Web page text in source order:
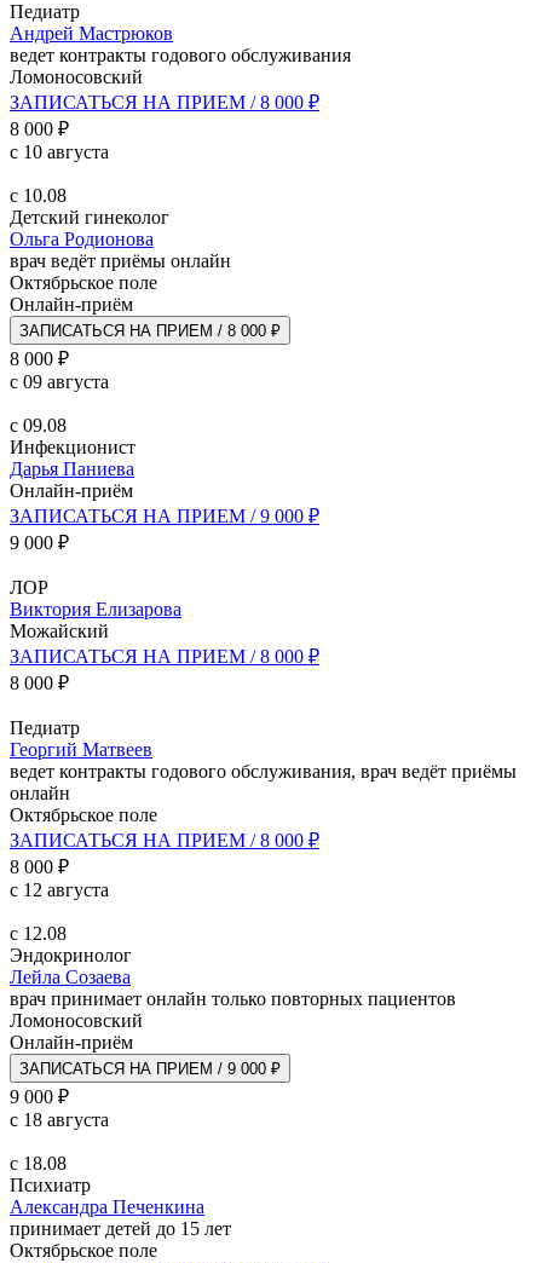
Педиатр
Андрей Мастрюков
ведет контракты годового обслуживания
Ломоносовский
ЗАПИСАТЬСЯ НА ПРИЕМ / 8 000 ₽
8 000 ₽
с 10 августа
с 10.08
Детский гинеколог
Ольга Родионова
врач ведёт приёмы онлайн
Октябрьское поле
Онлайн-приём
ЗАПИСАТЬСЯ НА ПРИЕМ / 8 000 ₽
8 000 ₽
с 09 августа
с 09.08
Инфекционист
Дарья Паниева
Онлайн-приём
ЗАПИСАТЬСЯ НА ПРИЕМ / 9 000 ₽
9 000 ₽
ЛОР
Виктория Елизарова
Можайский
ЗАПИСАТЬСЯ НА ПРИЕМ / 8 000 ₽
8 000 ₽
Педиатр
Георгий Матвеев
ведет контракты годового обслуживания, врач ведёт приёмы
онлайн
Октябрьское поле
ЗАПИСАТЬСЯ НА ПРИЕМ / 8 000 ₽
8 000 ₽
с 12 августа
с 12.08
Эндокринолог
Лейла Созаева
врач принимает онлайн только повторных пациентов
Ломоносовский
Онлайн-приём
ЗАПИСАТЬСЯ НА ПРИЕМ / 9 000 ₽
9 000 ₽
с 18 августа
с 18.08
Психиатр
Александра Печенкина
принимает детей до 15 лет
Октябрьское поле